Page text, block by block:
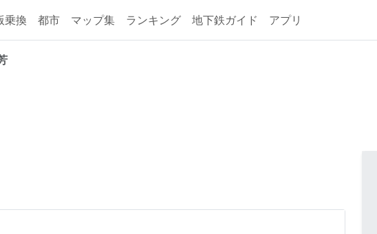
乗換 都市 マップ集 ランキング 地下鉄ガイド アプリ